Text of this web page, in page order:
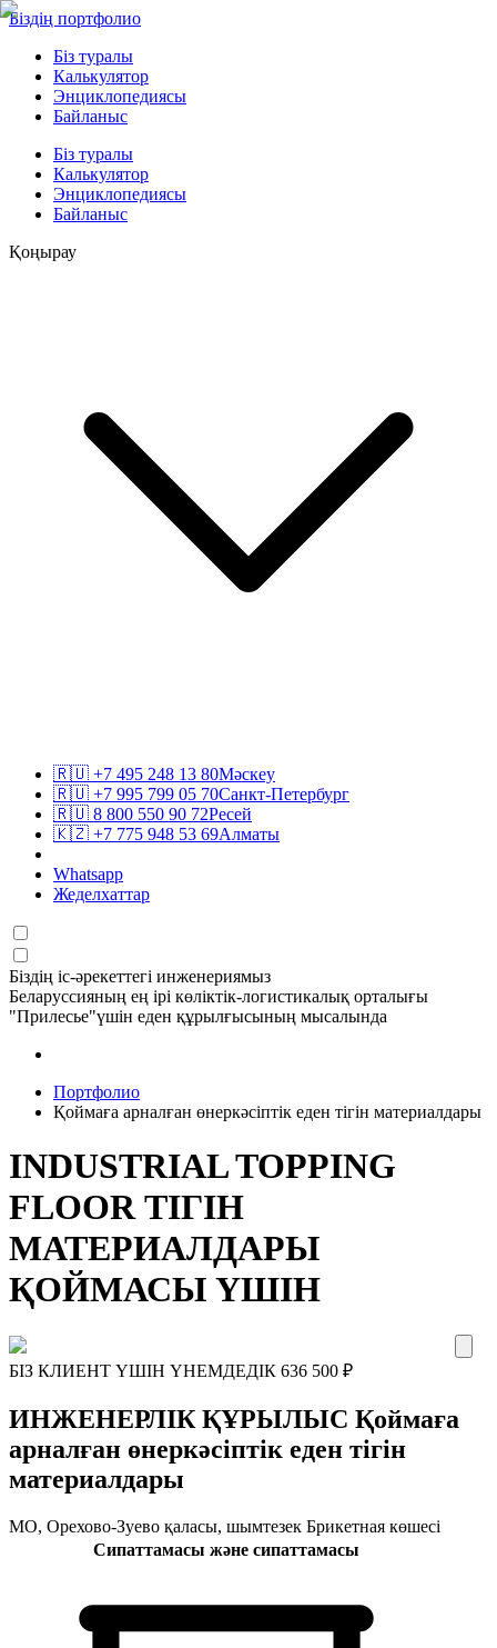
Біздің портфолио
Біз туралы
Калькулятор
Энциклопедиясы
Байланыс
Біз туралы
Калькулятор
Энциклопедиясы
Байланыс
Қоңырау
🇷🇺 +7 495 248 13 80Мәскеу
🇷🇺 +7 995 799 05 70Санкт-Петербург
🇷🇺 8 800 550 90 72Ресей
🇰🇿 +7 775 948 53 69Алматы
Whatsapp
Жеделхаттар
Біздің іс-әрекеттегі инженериямыз
Беларуссияның ең ірі көліктік-логистикалық орталығы
"Прилесье"үшін еден құрылғысының мысалында
Портфолио
Қоймаға арналған өнеркәсіптік еден тігін материалдары
INDUSTRIAL TOPPING
FLOOR ТІГІН
МАТЕРИАЛДАРЫ
ҚОЙМАСЫ ҮШІН
БІЗ КЛИЕНТ ҮШІН ҮНЕМДЕДІК 636 500 ₽
ИНЖЕНЕРЛІК ҚҰРЫЛЫС Қоймаға
арналған өнеркәсіптік еден тігін
материалдары
МО, Орехово-Зуево қаласы, шымтезек Брикетная көшесі
Сипаттамасы және сипаттамасы